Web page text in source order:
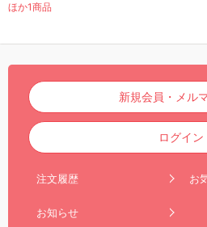
ほか1商品
新規会員・メル
ログイン
注文履歴 お
お知らせ